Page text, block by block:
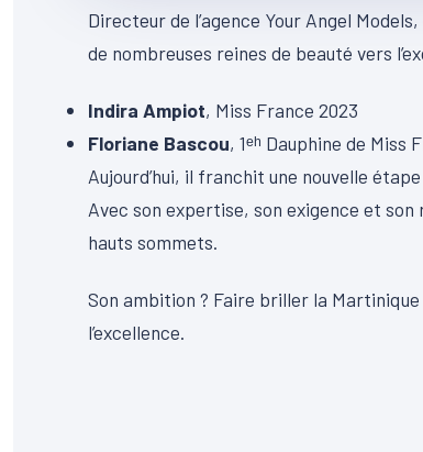
Directeur de l’agence Your Angel
de nombreuses reines de beauté vers
Indira Ampiot, Miss France 2023
Floriane Bascou, 1ᵉʰ Dauphine de
Aujourd’hui, il franchit une nouvelle
Avec son expertise, son exigence et
hauts sommets.
Son ambition ? Faire briller la
l’excellence.